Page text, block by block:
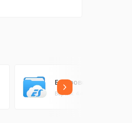
ES Проводник
Версия: 4.4.2.2. (35.15 МБ)